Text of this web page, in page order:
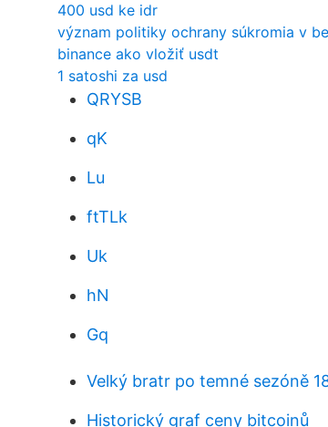
400 usd ke idr
význam politiky ochrany súkromia v
binance ako vložiť usdt
1 satoshi za usd
QRYSB
qK
Lu
ftTLk
Uk
hN
Gq
Velký bratr po temné sezóně
Historický graf ceny bitcoinů